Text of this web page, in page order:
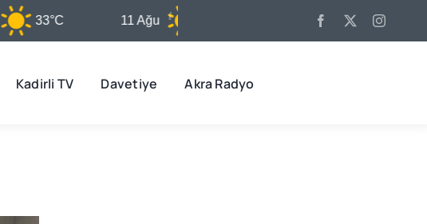
33°C 11 Ağu 32°C
Kadirli TV Davetiye Akra Radyo